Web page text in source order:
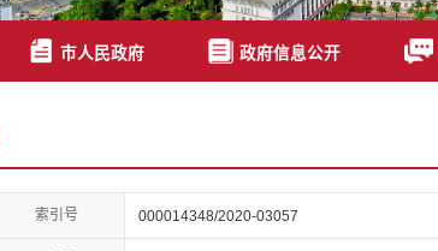
市人民政府 政府信息公开
索引号 000014348/2020-03057